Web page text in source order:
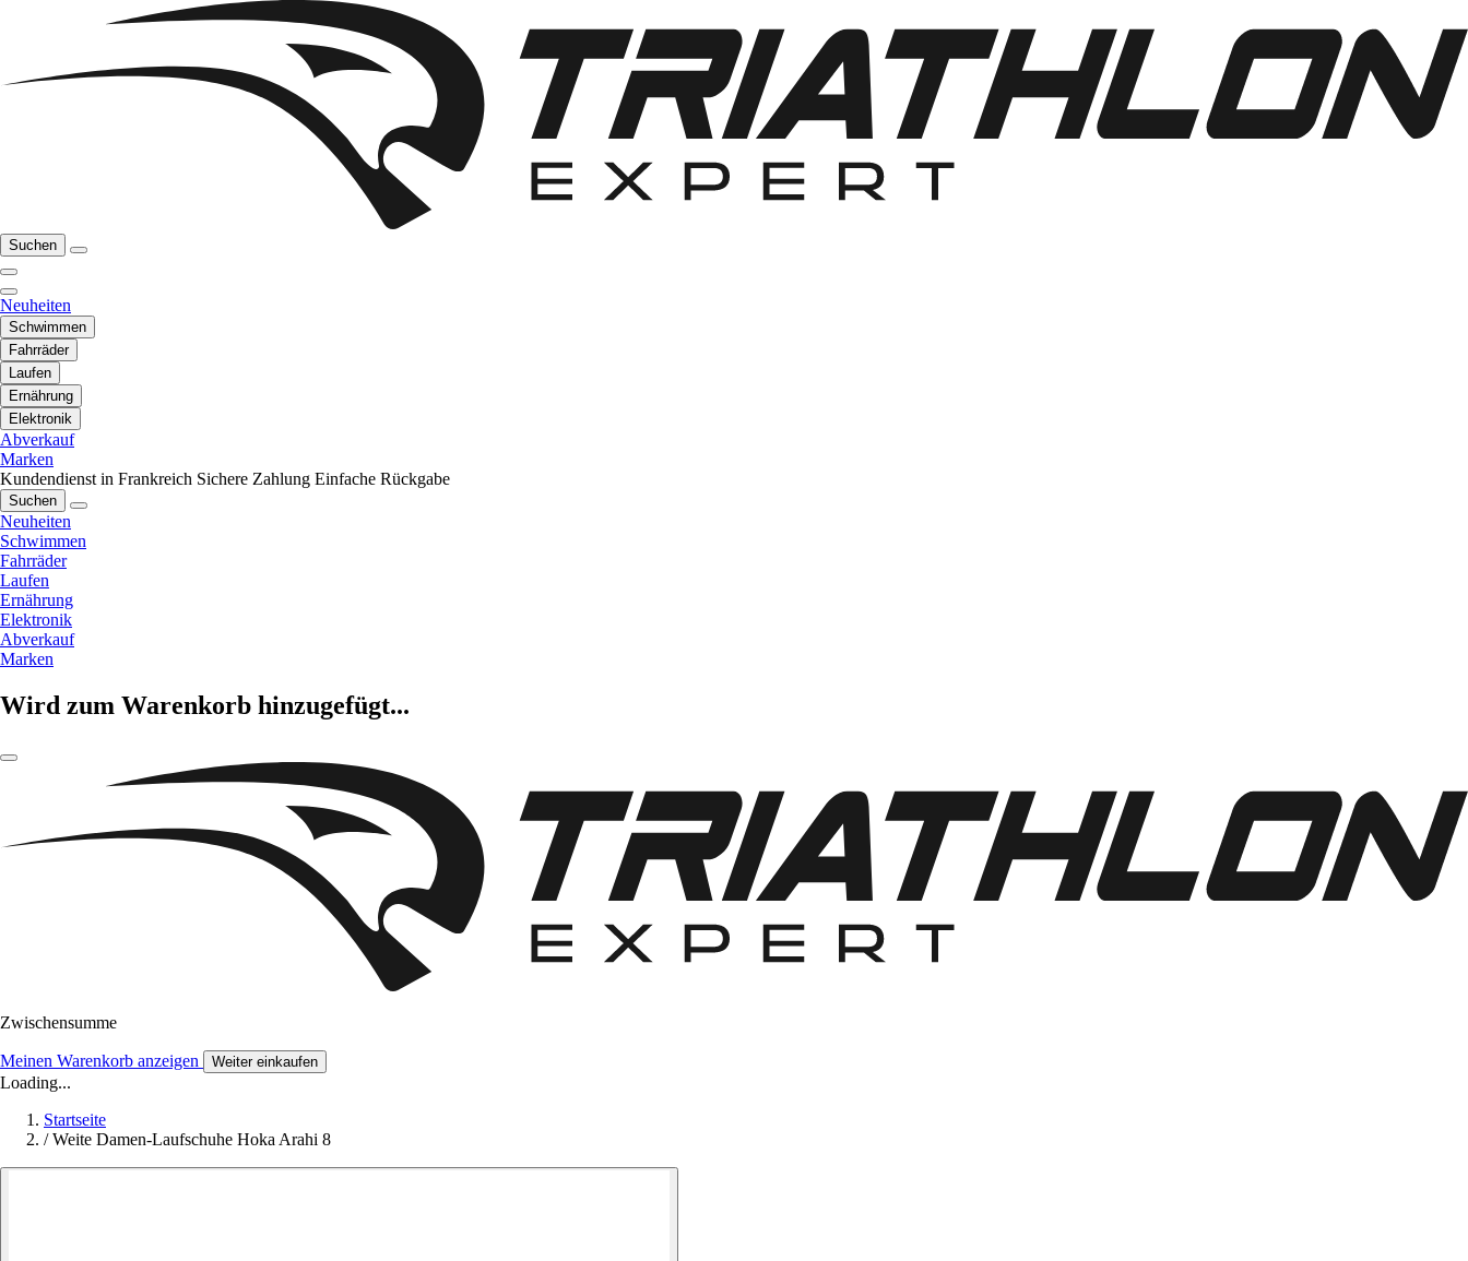
Suchen
Neuheiten
Schwimmen
Fahrräder
Laufen
Ernährung
Elektronik
Abverkauf
Marken
Kundendienst in Frankreich Sichere Zahlung Einfache Rückgabe
Suchen
Neuheiten
Schwimmen
Fahrräder
Laufen
Ernährung
Elektronik
Abverkauf
Marken
Wird zum Warenkorb hinzugefügt...
Zwischensumme
Meinen Warenkorb anzeigen Weiter einkaufen
Loading...
Startseite
/ Weite Damen-Laufschuhe Hoka Arahi 8